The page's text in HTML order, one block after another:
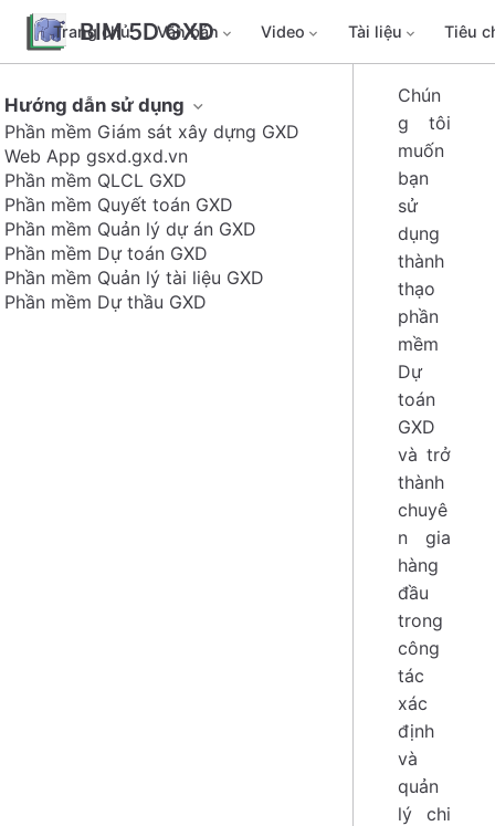
BIM 5D GXD
Trang chủ Văn bản Video Tài liệu Tiêu
Hướng dẫn sử dụng
Phần mềm Giám sát xây dựng GXD
Web App gsxd.gxd.vn
Phần mềm QLCL GXD
Phần mềm Quyết toán GXD
Phần mềm Quản lý dự án GXD
Phần mềm Dự toán GXD
Phần mềm Quản lý tài liệu GXD
Phần mềm Dự thầu GXD
Chún
g tôi
muốn
bạn
sử
dụng
thành
thạo
phần
mềm
Dự
toán
GXD
và trở
thành
chuyê
n gia
hàng
đầu
trong
công
tác
xác
định
và
quản
lý chi